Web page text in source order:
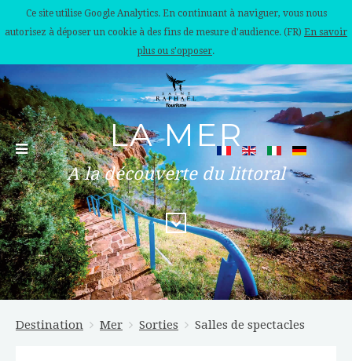
Ce site utilise Google Analytics. En continuant à naviguer, vous nous
autorisez à déposer un cookie à des fins de mesure d'audience. (FR) En savoir
plus ou s'opposer.
LA MER
A la découverte du littoral
Destination Mer Sorties Salles de spectacles